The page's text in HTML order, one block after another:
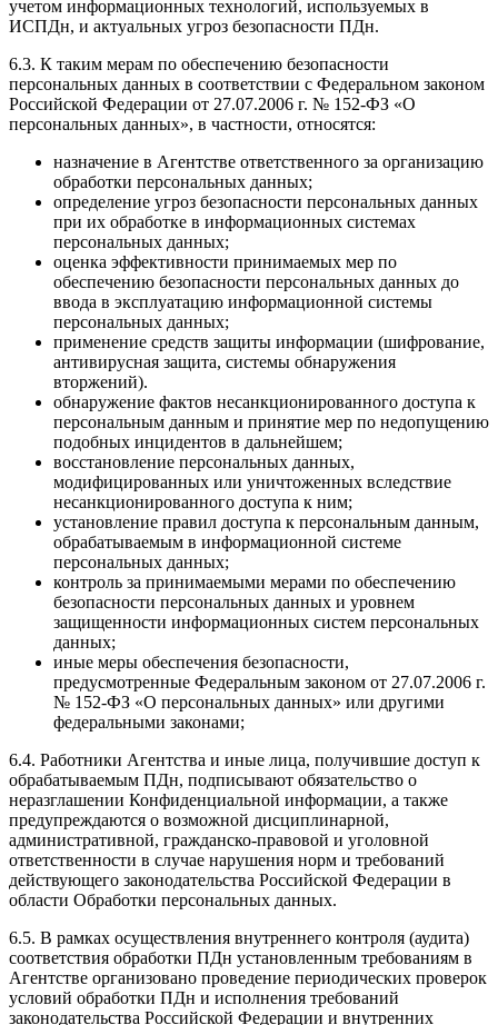
учетом информационных технологий, используемых в
ИСПДн, и актуальных угроз безопасности ПДн.
6.3. К таким мерам по обеспечению безопасности
персональных данных в соответствии с Федеральном законом
Российской Федерации от 27.07.2006 г. № 152-ФЗ «О
персональных данных», в частности, относятся:
назначение в Агентстве ответственного за организацию
обработки персональных данных;
определение угроз безопасности персональных данных
при их обработке в информационных системах
персональных данных;
оценка эффективности принимаемых мер по
обеспечению безопасности персональных данных до
ввода в эксплуатацию информационной системы
персональных данных;
применение средств защиты информации (шифрование,
антивирусная защита, системы обнаружения
вторжений).
обнаружение фактов несанкционированного доступа к
персональным данным и принятие мер по недопущению
подобных инцидентов в дальнейшем;
восстановление персональных данных,
модифицированных или уничтоженных вследствие
несанкционированного доступа к ним;
установление правил доступа к персональным данным,
обрабатываемым в информационной системе
персональных данных;
контроль за принимаемыми мерами по обеспечению
безопасности персональных данных и уровнем
защищенности информационных систем персональных
данных;
иные меры обеспечения безопасности,
предусмотренные Федеральным законом от 27.07.2006 г.
№ 152-ФЗ «О персональных данных» или другими
федеральными законами;
6.4. Работники Агентства и иные лица, получившие доступ к
обрабатываемым ПДн, подписывают обязательство о
неразглашении Конфиденциальной информации, а также
предупреждаются о возможной дисциплинарной,
административной, гражданско-правовой и уголовной
ответственности в случае нарушения норм и требований
действующего законодательства Российской Федерации в
области Обработки персональных данных.
6.5. В рамках осуществления внутреннего контроля (аудита)
соответствия обработки ПДн установленным требованиям в
Агентстве организовано проведение периодических проверок
условий обработки ПДн и исполнения требований
законодательства Российской Федерации и внутренних